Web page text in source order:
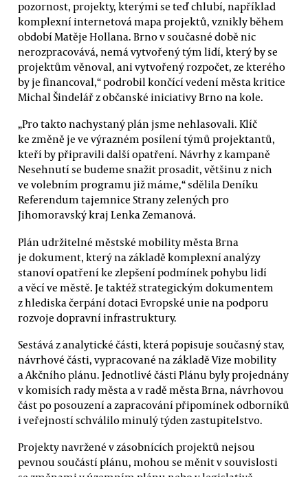
pozornost, projekty, kterými se teď chlubí, například
komplexní internetová mapa projektů, vznikly během
období Matěje Hollana. Brno v současné době nic
nerozpracovává, nemá vytvořený tým lidí, který by se
projektům věnoval, ani vytvořený rozpočet, ze kterého
by je financoval,“ podrobil končící vedení města kritice
Michal Šindelář z občanské iniciativy Brno na kole.
„Pro takto nachystaný plán jsme nehlasovali. Klíč
ke změně je ve výrazném posílení týmů projektantů,
kteří by připravili další opatření. Návrhy z kampaně
Nesehnutí se budeme snažit prosadit, většinu z nich
ve volebním programu již máme,“ sdělila Deníku
Referendum tajemnice Strany zelených pro
Jihomoravský kraj Lenka Zemanová.
Plán udržitelné městské mobility města Brna
je dokument, který na základě komplexní analýzy
stanoví opatření ke zlepšení podmínek pohybu lidí
a věcí ve městě. Je taktéž strategickým dokumentem
z hlediska čerpání dotaci Evropské unie na podporu
rozvoje dopravní infrastruktury.
Sestává z analytické části, která popisuje současný stav,
návrhové části, vypracované na základě Vize mobility
a Akčního plánu. Jednotlivé části Plánu byly projednány
v komisích rady města a v radě města Brna, návrhovou
část po posouzení a zapracování připomínek odborníků
i veřejností schválilo minulý týden zastupitelstvo.
Projekty navržené v zásobnících projektů nejsou
pevnou součástí plánu, mohou se měnit v souvislosti